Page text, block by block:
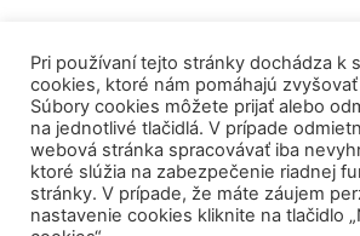
Pri používaní tejto stránky dochádza k
cookies, ktoré nám pomáhajú
Súbory cookies môžete prijať alebo
na jednotlivé tlačidlá. V prípade
webová stránka spracovávať iba
ktoré slúžia na zabezpečenie riadnej
stránky. V prípade, že máte záujem
nastavenie cookies kliknite na tlačidlo